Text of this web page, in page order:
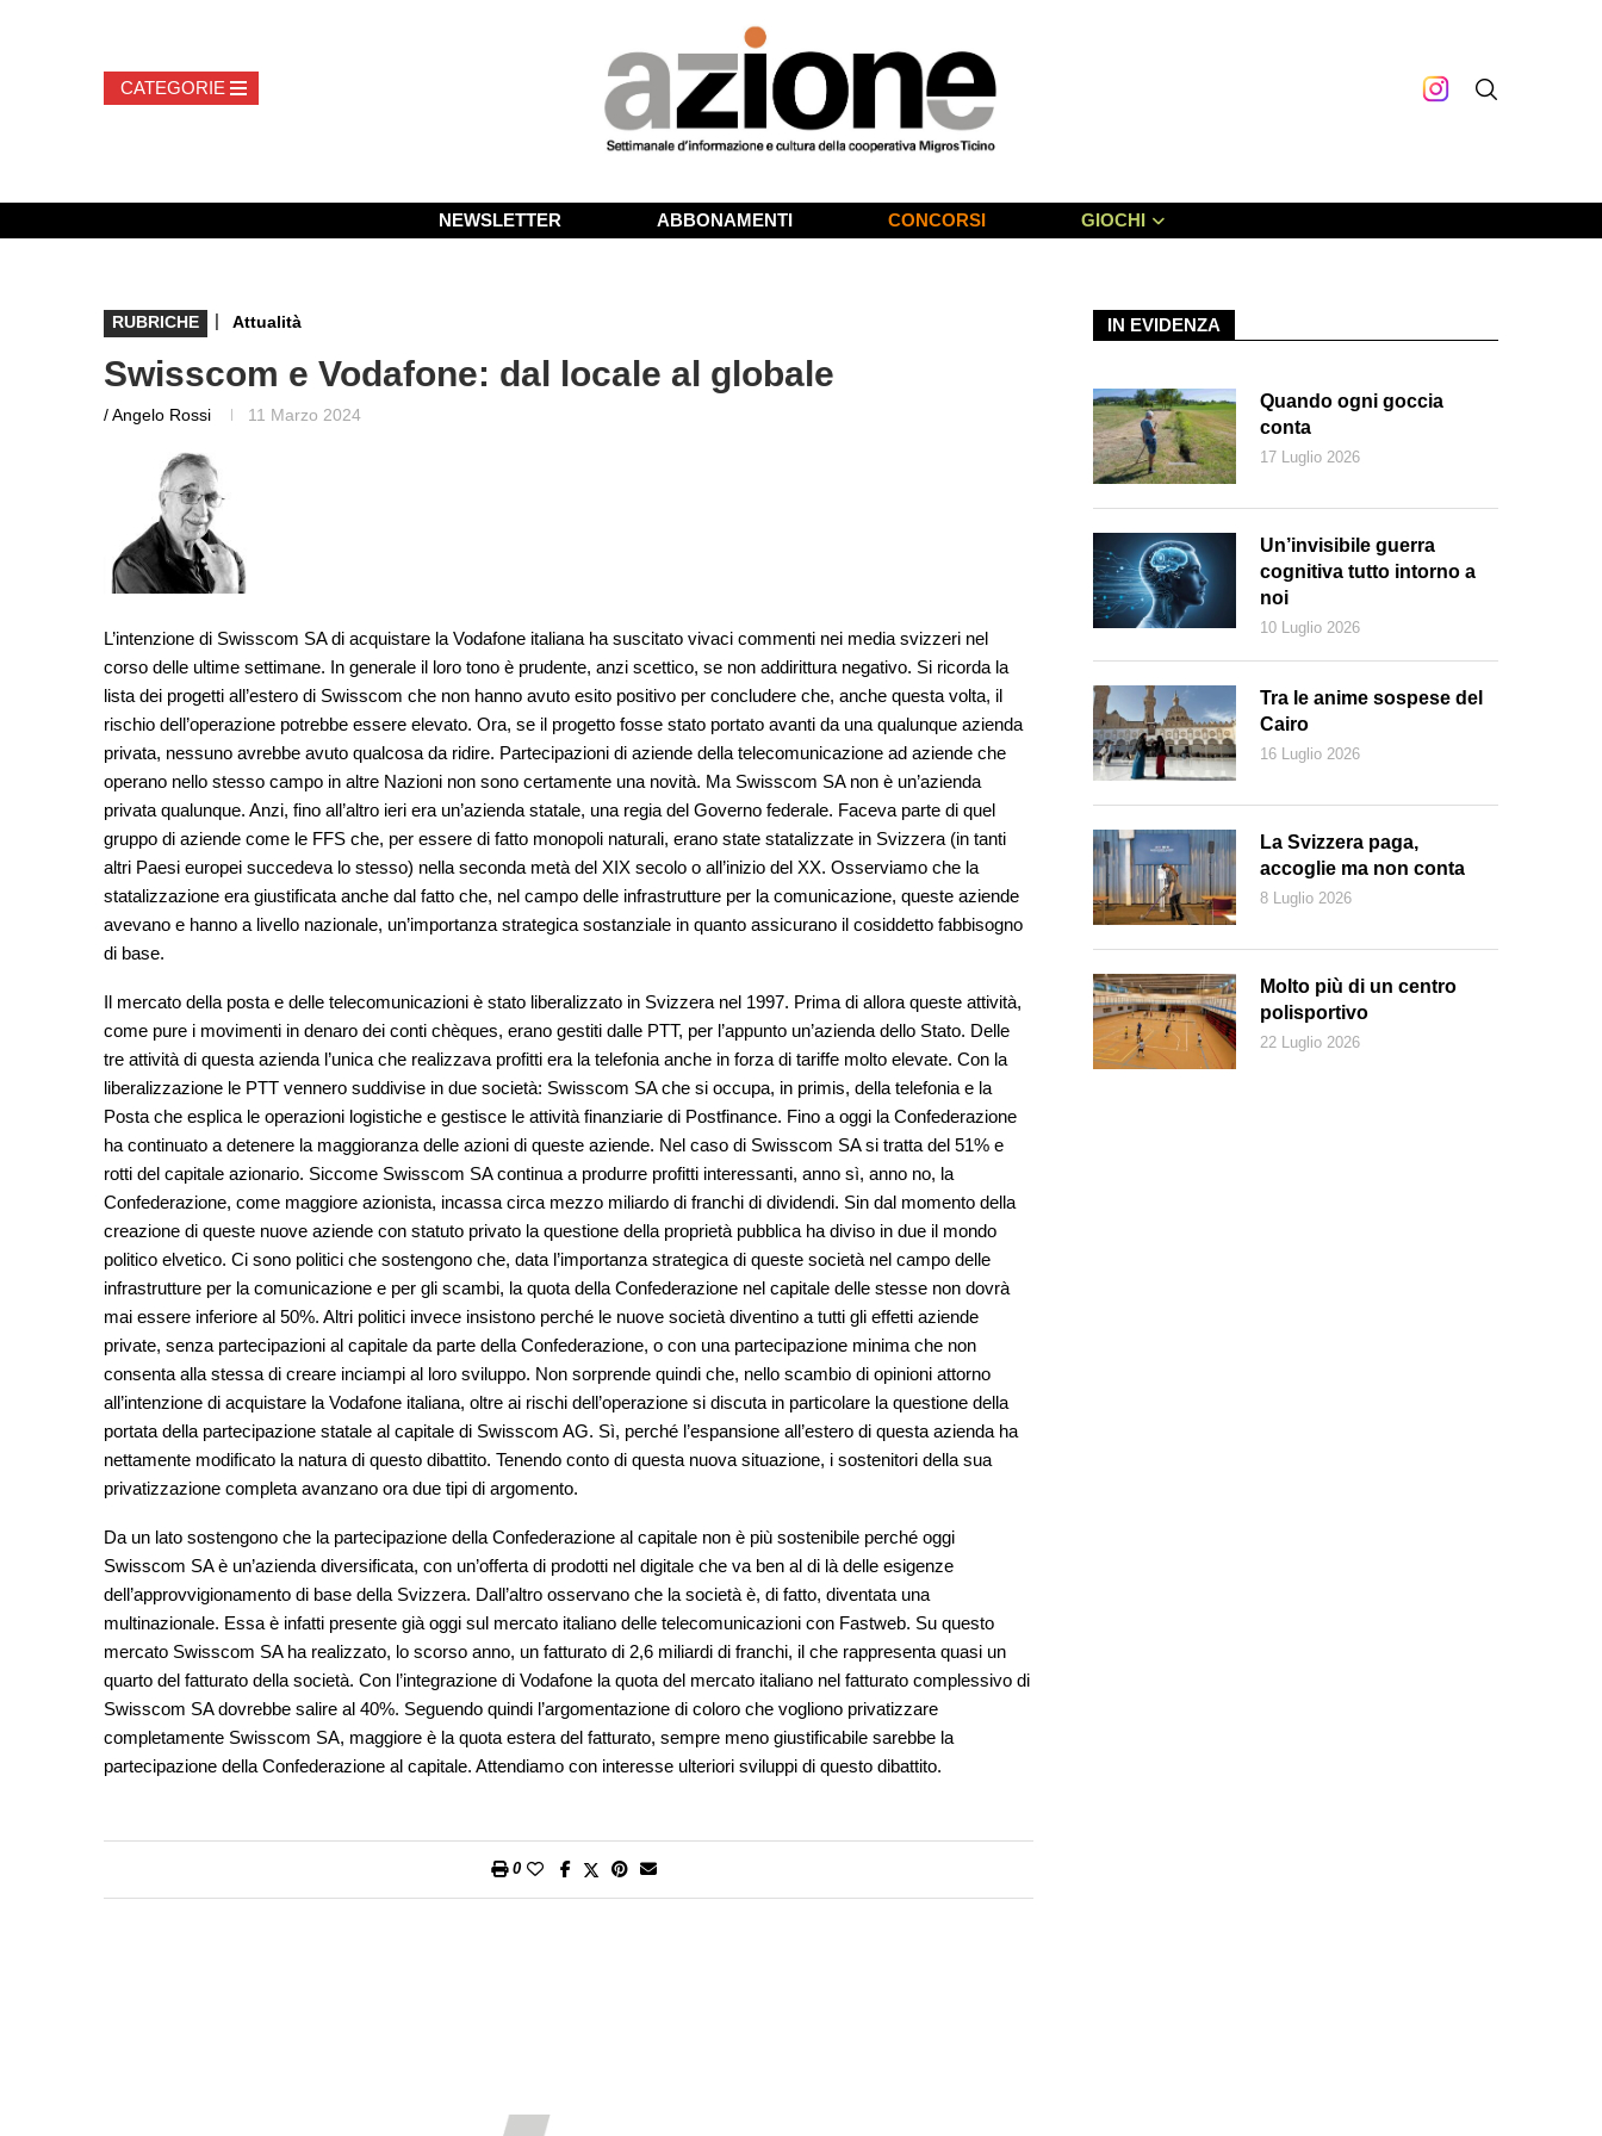
NEWSLETTER ABBONAMENTI CONCORSI GIOCHI
RUBRICHE | Attualità
Swisscom e Vodafone: dal locale al globale
/ Angelo Rossi 11 Marzo 2024
L’intenzione di Swisscom SA di acquistare la Vodafone italiana ha suscitato vivaci commenti nei media svizzeri nel
corso delle ultime settimane. In generale il loro tono è prudente, anzi scettico, se non addirittura negativo. Si ricorda la
lista dei progetti all’estero di Swisscom che non hanno avuto esito positivo per concludere che, anche questa volta, il
rischio dell’operazione potrebbe essere elevato. Ora, se il progetto fosse stato portato avanti da una qualunque azienda
privata, nessuno avrebbe avuto qualcosa da ridire. Partecipazioni di aziende della telecomunicazione ad aziende che
operano nello stesso campo in altre Nazioni non sono certamente una novità. Ma Swisscom SA non è un’azienda
privata qualunque. Anzi, fino all’altro ieri era un’azienda statale, una regia del Governo federale. Faceva parte di quel
gruppo di aziende come le FFS che, per essere di fatto monopoli naturali, erano state statalizzate in Svizzera (in tanti
altri Paesi europei succedeva lo stesso) nella seconda metà del XIX secolo o all’inizio del XX. Osserviamo che la
statalizzazione era giustificata anche dal fatto che, nel campo delle infrastrutture per la comunicazione, queste aziende
avevano e hanno a livello nazionale, un’importanza strategica sostanziale in quanto assicurano il cosiddetto fabbisogno
di base.
Il mercato della posta e delle telecomunicazioni è stato liberalizzato in Svizzera nel 1997. Prima di allora queste attività,
come pure i movimenti in denaro dei conti chèques, erano gestiti dalle PTT, per l’appunto un’azienda dello Stato. Delle
tre attività di questa azienda l’unica che realizzava profitti era la telefonia anche in forza di tariffe molto elevate. Con la
liberalizzazione le PTT vennero suddivise in due società: Swisscom SA che si occupa, in primis, della telefonia e la
Posta che esplica le operazioni logistiche e gestisce le attività finanziarie di Postfinance. Fino a oggi la Confederazione
ha continuato a detenere la maggioranza delle azioni di queste aziende. Nel caso di Swisscom SA si tratta del 51% e
rotti del capitale azionario. Siccome Swisscom SA continua a produrre profitti interessanti, anno sì, anno no, la
Confederazione, come maggiore azionista, incassa circa mezzo miliardo di franchi di dividendi. Sin dal momento della
creazione di queste nuove aziende con statuto privato la questione della proprietà pubblica ha diviso in due il mondo
politico elvetico. Ci sono politici che sostengono che, data l’importanza strategica di queste società nel campo delle
infrastrutture per la comunicazione e per gli scambi, la quota della Confederazione nel capitale delle stesse non dovrà
mai essere inferiore al 50%. Altri politici invece insistono perché le nuove società diventino a tutti gli effetti aziende
private, senza partecipazioni al capitale da parte della Confederazione, o con una partecipazione minima che non
consenta alla stessa di creare inciampi al loro sviluppo. Non sorprende quindi che, nello scambio di opinioni attorno
all’intenzione di acquistare la Vodafone italiana, oltre ai rischi dell’operazione si discuta in particolare la questione della
portata della partecipazione statale al capitale di Swisscom AG. Sì, perché l’espansione all’estero di questa azienda ha
nettamente modificato la natura di questo dibattito. Tenendo conto di questa nuova situazione, i sostenitori della sua
privatizzazione completa avanzano ora due tipi di argomento.
Da un lato sostengono che la partecipazione della Confederazione al capitale non è più sostenibile perché oggi
Swisscom SA è un’azienda diversificata, con un’offerta di prodotti nel digitale che va ben al di là delle esigenze
dell’approvvigionamento di base della Svizzera. Dall’altro osservano che la società è, di fatto, diventata una
multinazionale. Essa è infatti presente già oggi sul mercato italiano delle telecomunicazioni con Fastweb. Su questo
mercato Swisscom SA ha realizzato, lo scorso anno, un fatturato di 2,6 miliardi di franchi, il che rappresenta quasi un
quarto del fatturato della società. Con l’integrazione di Vodafone la quota del mercato italiano nel fatturato complessivo di
Swisscom SA dovrebbe salire al 40%. Seguendo quindi l’argomentazione di coloro che vogliono privatizzare
completamente Swisscom SA, maggiore è la quota estera del fatturato, sempre meno giustificabile sarebbe la
partecipazione della Confederazione al capitale. Attendiamo con interesse ulteriori sviluppi di questo dibattito.
0
IN EVIDENZA
Quando ogni goccia
conta
17 Luglio 2026
Un’invisibile guerra
cognitiva tutto intorno a
noi
10 Luglio 2026
Tra le anime sospese del
Cairo
16 Luglio 2026
La Svizzera paga,
accoglie ma non conta
8 Luglio 2026
Molto più di un centro
polisportivo
22 Luglio 2026